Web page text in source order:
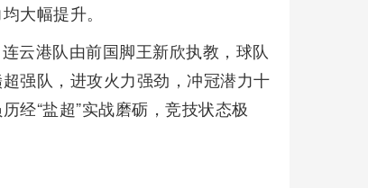
大幅提升。
云港队由前国脚王新欣执教，球队
强队，进攻火力强劲，冲冠潜力十
经“盐超”实战磨砺，竞技状态极